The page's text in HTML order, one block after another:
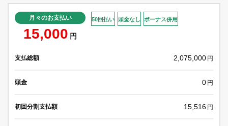
月々のお支払い
15,000 円
50回払い 頭金なし ボーナス併用
支払総額 2,075,000 円
頭金 0 円
初回分割支払額 15,516 円